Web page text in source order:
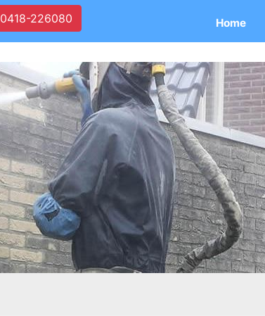
0418-226080 Home